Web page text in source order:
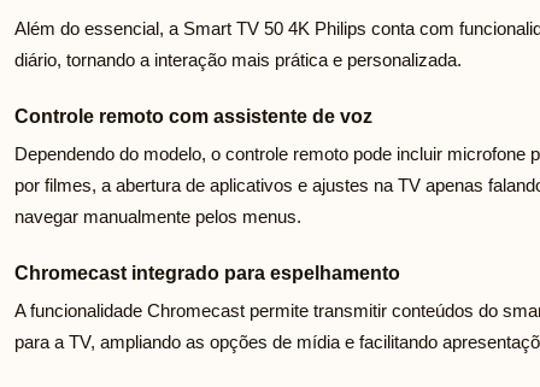
Além do essencial, a Smart TV 50 4K Philips conta com
diário, tornando a interação mais prática e personalizada.
Controle remoto com assistente de voz
Dependendo do modelo, o controle remoto pode incluir microfone
por filmes, a abertura de aplicativos e ajustes na TV apenas
navegar manualmente pelos menus.
Chromecast integrado para espelhamento
A funcionalidade Chromecast permite transmitir conteúdos do
para a TV, ampliando as opções de mídia e facilitando